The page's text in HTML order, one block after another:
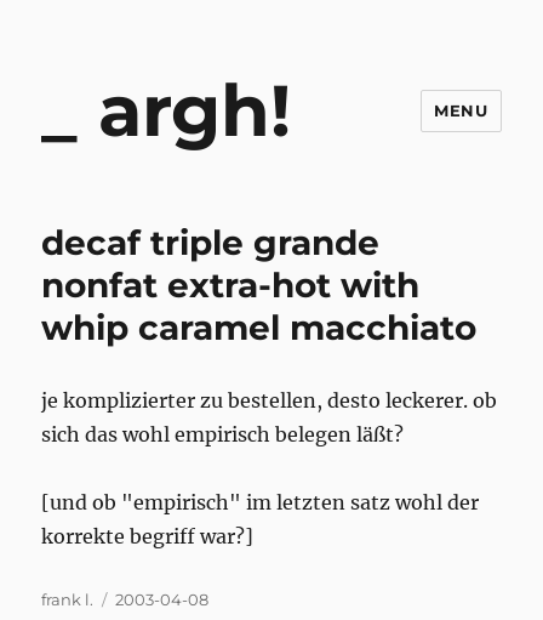
argh! MENU
decaf triple grande
nonfat extra-hot with
whip caramel macchiato
je komplizierter zu bestellen, desto leckerer. ob
sich das wohl empirisch belegen läßt?
[und ob "empirisch" im letzten satz wohl der
korrekte begriff war?]
Author
frank l.
Posted
2003-04-08